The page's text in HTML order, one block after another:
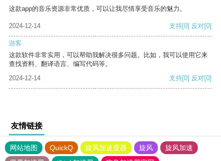
这款app的音乐资源非常优质，可以让我尽情享受音乐的魅力。
2024-12-14 支持[0] 反对[0]
游客
这款软件非常实用，可以帮助我解决很多问题。比如，我可以使用它来
查找资料、翻译语言、编写代码等。
2024-12-14
支持[0] 反对[0]
友情链接
网站地图 QuickQ 旋风加速度器 旋风
旋风加速